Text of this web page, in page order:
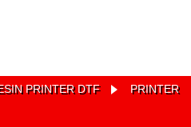
PRINTER DTF
PRINTER